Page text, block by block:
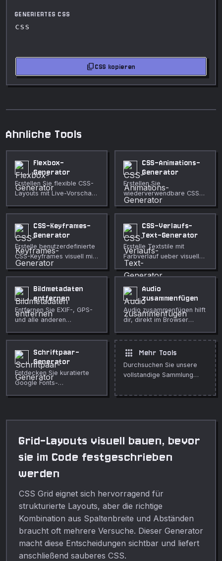
GENERIERTES CSS
css
content_copyCSS kopieren
Ahnliche Tools
Flexbox-
Generator
Erstellen Sie flexible CSS-
Layouts mit Live-Vorschau
CSS-Animations-
Generator
Erstellen Sie
wiederverwendbare CSS-
Animationen mit Live-
Bewegungsvorschau und
kopierbaren Keyframes.
CSS-Keyframes-
Generator
Erstelle benutzerdefinierte
CSS-Keyframes visuell mit
Live-Vorschau und
kopierfertigem Code.
CSS-Verlaufs-
Text-Generator
Erstelle Textstile mit
Farbverlauf ueber visuelle
Regler, Live-Vorschau und
kopierfertiges CSS.
Bildmetadaten
entfernen
Entfernen Sie EXIF-, GPS-
und alle anderen
Ihre Privatsphaere zu
schuetzen.
Audio
zusammenfügen
Audio zusammenfügen hilft
dir, direkt im Browser
einer Spur
zusammenzufügen. Nutze
es für schnelle, private
Medienbereinigung,
Veröffentlichungen,
Schriftpaar-
Generator
Entdecken Sie kuratierte
Google Fonts-
apps Mehr Tools
Durchsuchen Sie unsere
vollstandige Sammlung
Grid-Layouts visuell bauen, bevor
sie im Code festgeschrieben
werden
CSS Grid eignet sich hervorragend für
strukturierte Layouts, aber die richtige
Kombination aus Spaltenbreite und Abständen
braucht oft mehrere Versuche. Dieser Generator
macht diese Entscheidungen sichtbar und liefert
anschließend sauberes CSS.